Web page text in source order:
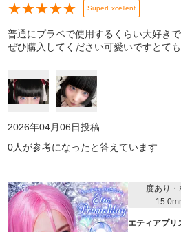
★★★★★ SuperExcellent
普通にプラベで使用するくらい大好き
ぜひ購入してください可愛いですとて
2026年04月06日投稿
0人が参考になったと答えています
度あり・
エティアプリ